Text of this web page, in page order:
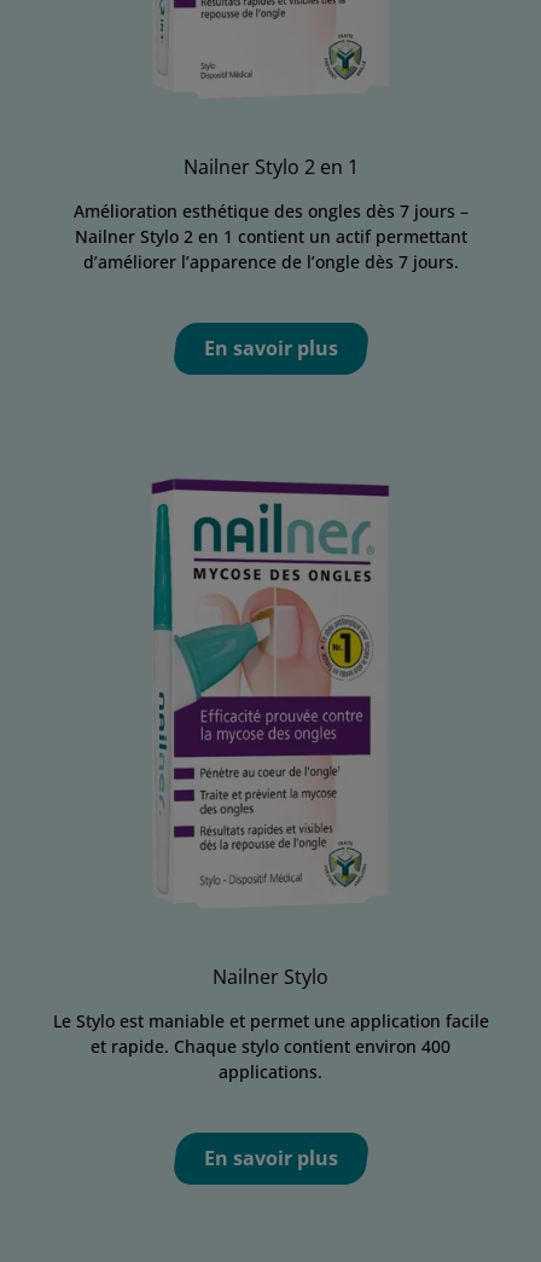
Nailner Stylo 2 en 1
Amélioration esthétique des ongles dès 7 jours –
Nailner Stylo 2 en 1 contient un actif permettant
d’améliorer l’apparence de l’ongle dès 7 jours.
En savoir plus
Nailner Stylo
Le Stylo est maniable et permet une application facile
et rapide. Chaque stylo contient environ 400
applications.
En savoir plus